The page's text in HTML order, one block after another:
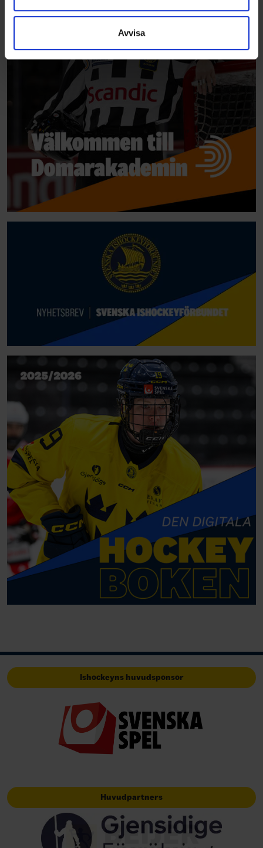
information som du har tillhandahållit eller som de har
samlat in när du har använt deras tjänster.
Avvisa
Ishockeyns huvudsponsor
Huvudpartners